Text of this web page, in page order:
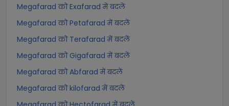
Megafarad को Exafarad में बदलें
Megafarad को Petafarad में बदलें
Megafarad को Terafarad में बदलें
Megafarad को Gigafarad में बदलें
Megafarad को Abfarad में बदलें
Megafarad को kilofarad में बदलें